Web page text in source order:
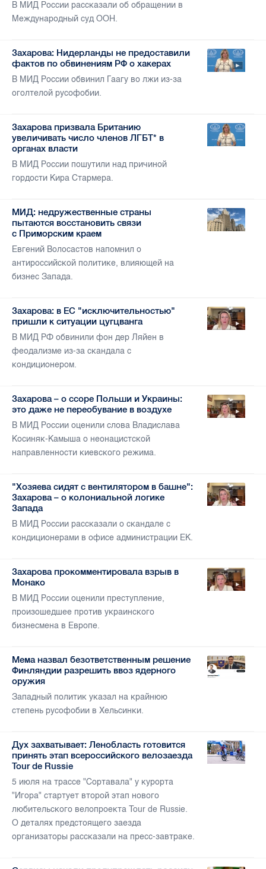
В МИД России рассказали об обращении в
Международный суд ООН.
Захарова: Нидерланды не предоставили
фактов по обвинениям РФ о хакерах
В МИД России обвинил Гаагу во лжи из-за
оголтелой русофобии.
Захарова призвала Британию
увеличивать число членов ЛГБТ* в
органах власти
В МИД России пошутили над причиной
гордости Кира Стармера.
МИД: недружественные страны
пытаются восстановить связи
с Приморским краем
Евгений Волосастов напомнил о
антироссийской политике, влияющей на
бизнес Запада.
Захарова: в ЕС "исключительностью"
пришли к ситуации цугцванга
В МИД РФ обвинили фон дер Ляйен в
феодализме из-за скандала с
кондиционером.
Захарова – о ссоре Польши и Украины:
это даже не переобувание в воздухе
В МИД России оценили слова Владислава
Косиняк-Камыша о неонацистской
направленности киевского режима.
"Хозяева сидят с вентилятором в башне":
Захарова – о колониальной логике
Запада
В МИД России рассказали о скандале с
кондиционерами в офисе администрации ЕК.
Захарова прокомментировала взрыв в
Монако
В МИД России оценили преступление,
произошедшее против украинского
бизнесмена в Европе.
Мема назвал безответственным решение
Финляндии разрешить ввоз ядерного
оружия
Западный политик указал на крайнюю
степень русофобии в Хельсинки.
Дух захватывает: Ленобласть готовится
принять этап всероссийского велозаезда
Tour de Russie
5 июля на трассе "Сортавала" у курорта
"Игора" стартует второй этап нового
любительского велопроекта Tour de Russie.
О деталях предстоящего заезда
организаторы рассказали на пресс-завтраке.